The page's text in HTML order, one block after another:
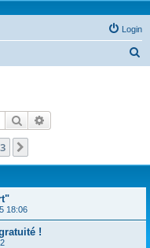
Login
Search
3
18:06
!